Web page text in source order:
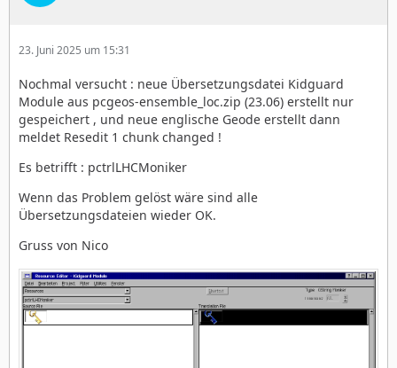
23. Juni 2025 um 15:31
Nochmal versucht : neue Übersetzungsdatei Kidguard
Module aus pcgeos-ensemble_loc.zip (23.06) erstellt nur
gespeichert , und neue englische Geode erstellt dann
meldet Resedit 1 chunk changed !
Es betrifft : pctrlLHCMoniker
Wenn das Problem gelöst wäre sind alle
Übersetzungsdateien wieder OK.
Gruss von Nico